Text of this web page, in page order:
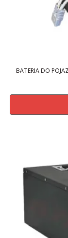
BATERIA DO